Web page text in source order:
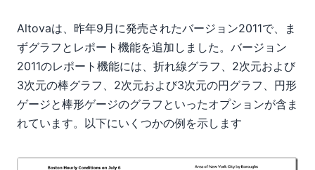
Altovaは、昨年9月に発売されたバージョン2011で、ま
ずグラフとレポート機能を追加しました。バージョン
2011のレポート機能には、折れ線グラフ、2次元および
3次元の棒グラフ、2次元および3次元の円グラフ、円形
ゲージと棒形ゲージのグラフといったオプションが含ま
れています。以下にいくつかの例を示します